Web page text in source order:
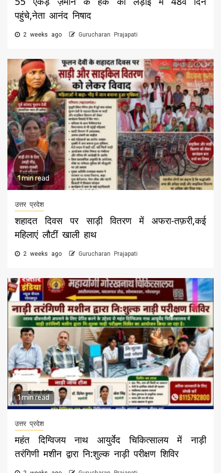
पहुंचे,नेता आनंद निषाद
2 weeks ago Gurucharan Prajapati
1 min read
उत्तर प्रदेश
शहादत दिवस पर साड़ी वितरण में अफरा-तफ़री,कई
महिलाएं लौटीं खाली हाथ
2 weeks ago Gurucharan Prajapati
1 min read
उत्तर प्रदेश
महंत दिग्विजय नाथ आयुर्वेद चिकित्सालय में नाड़ी
तरंगिणी मशीन द्वारा नि:शुल्क नाड़ी परीक्षण शिविर